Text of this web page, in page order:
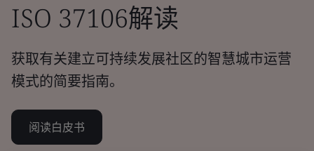
ISO 37106解读
获取有关建立可持续发展社区的智慧城市运营
模式的简要指南。
阅读白皮书